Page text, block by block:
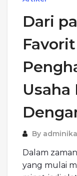
Dari
By
Dalam
yang mulai